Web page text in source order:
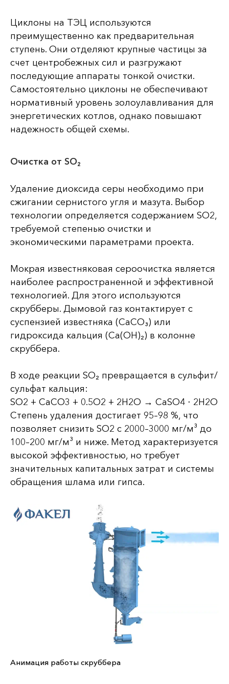
Циклоны на ТЭЦ используются
преимущественно как предварительная
ступень. Они отделяют крупные частицы за
счет центробежных сил и разгружают
последующие аппараты тонкой очистки.
Самостоятельно циклоны не обеспечивают
нормативный уровень золоулавливания для
энергетических котлов, однако повышают
надежность общей схемы.
Очистка от SO₂
Удаление диоксида серы необходимо при
сжигании сернистого угля и мазута. Выбор
технологии определяется содержанием SO2,
требуемой степенью очистки и
экономическими параметрами проекта.
Мокрая известняковая сероочистка является
наиболее распространенной и эффективной
технологией. Для этого используются
скрубберы. Дымовой газ контактирует с
суспензией известняка (CaCO₃) или
гидроксида кальция (Ca(OH)₂) в колонне
скруббера.
В ходе реакции SO₂ превращается в сульфит/
сульфат кальция:
SO2 + CaCO3 + 0.5O2 + 2H2O → CaSO4 ⋅ 2H2O
Степень удаления достигает 95–98 %, что
позволяет снизить SO2 с 2000–3000 мг/м³ до
100–200 мг/м³ и ниже. Метод характеризуется
высокой эффективностью, но требует
значительных капитальных затрат и системы
обращения шлама или гипса.
Анимация работы скруббера